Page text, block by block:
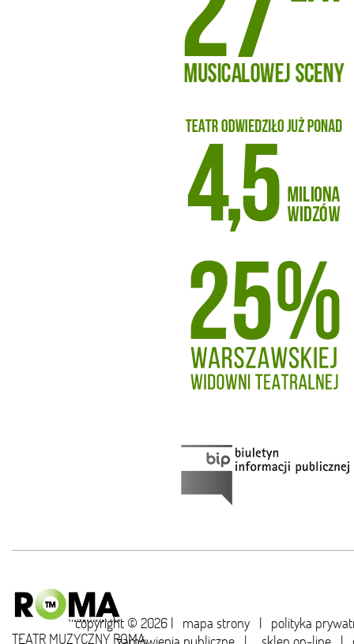
copyright © 2026 | mapa strony | polityka
TEATR MUZYCZNY ROMA,